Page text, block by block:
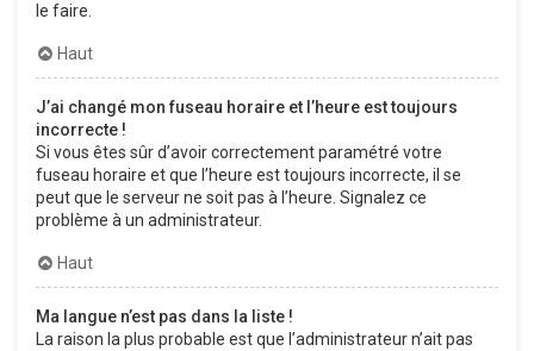
le faire.
Haut
J’ai changé mon fuseau horaire et l’heure est toujours
incorrecte !
Si vous êtes sûr d’avoir correctement paramétré votre
fuseau horaire et que l’heure est toujours incorrecte, il se
peut que le serveur ne soit pas à l’heure. Signalez ce
problème à un administrateur.
Haut
Ma langue n’est pas dans la liste !
La raison la plus probable est que l’administrateur n’ait pas